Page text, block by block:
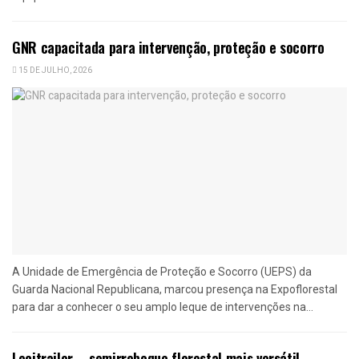
GNR capacitada para intervenção, proteção e socorro
15 DE JULHO, 2026
A Unidade de Emergência de Proteção e Socorro (UEPS) da
Guarda Nacional Republicana, marcou presença na Expoflorestal
para dar a conhecer o seu amplo leque de intervenções na...